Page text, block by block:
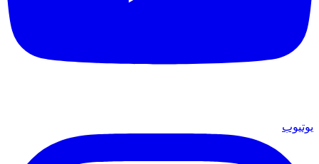
يوتيوب